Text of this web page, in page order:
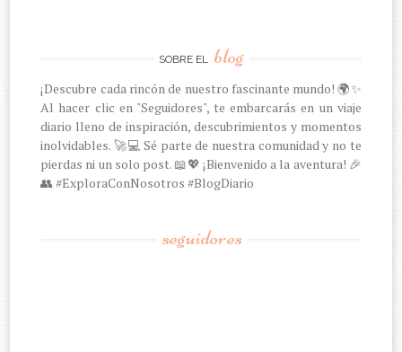
SOBRE EL blog
¡Descubre cada rincón de nuestro fascinante mundo! 🌍✨
Al hacer clic en "Seguidores", te embarcarás en un viaje
diario lleno de inspiración, descubrimientos y momentos
inolvidables. 🚀💻 Sé parte de nuestra comunidad y no te
pierdas ni un solo post. 📖💖 ¡Bienvenido a la aventura! 🎉
👥 #ExploraConNosotros #BlogDiario
seguidores